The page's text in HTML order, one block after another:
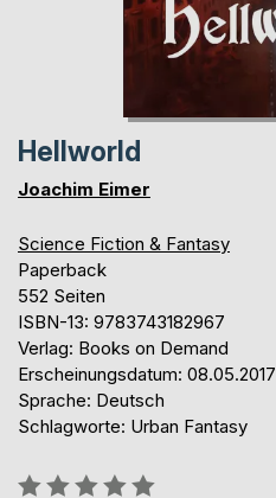
Hellworld
Joachim Eimer
Science Fiction & Fantasy
Paperback
552 Seiten
ISBN-13: 9783743182967
Verlag: Books on Demand
Erscheinungsdatum: 08.05.2017
Sprache: Deutsch
Schlagworte: Urban Fantasy
Bewertung::